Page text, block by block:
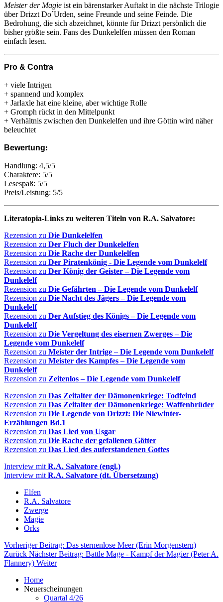
Meister der Magie ist ein bärenstarker Auftakt in die nächste Trilogie
über Drizzt Do´Urden, seine Freunde und seine Feinde. Die
Bedrohung, die sich abzeichnet, könnte für Drizzt persönlich die
bisher größte sein. Fans des Dunkelelfen müssen den Roman
einfach lesen.
Pro & Contra
+ viele Intrigen
+ spannend und komplex
+ Jarlaxle hat eine kleine, aber wichtige Rolle
+ Gromph rückt in den Mittelpunkt
+ Verhältnis zwischen den Dunkelelfen und ihre Göttin wird näher
beleuchtet
Bewertung:
Handlung: 4,5/5
Charaktere: 5/5
Lesespaß: 5/5
Preis/Leistung: 5/5
Literatopia-Links zu weiteren Titeln von R.A. Salvatore:
Rezension zu Die Dunkelelfen
Rezension zu Der Fluch der Dunkelelfen
Rezension zu Die Rache der Dunkelelfen
Rezension zu Der Piratenkönig - Die Legende vom Dunkelelf
Rezension zu Der König der Geister – Die Legende vom
Dunkelelf
Rezension zu Die Gefährten – Die Legende vom Dunkelelf
Rezension zu Die Nacht des Jägers – Die Legende vom
Dunkelelf
Rezension zu Der Aufstieg des Königs – Die Legende vom
Dunkelelf
Rezension zu Die Vergeltung des eisernen Zwerges – Die
Legende vom Dunkelelf
Rezension zu Meister der Intrige – Die Legende vom Dunkelelf
Rezension zu Meister des Kampfes – Die Legende vom
Dunkelelf
Rezension zu Zeitenlos – Die Legende vom Dunkelelf
Rezension zu Das Zeitalter der Dämonenkriege: Todfeind
Rezension zu Das Zeitalter der Dämonenkriege: Waffenbrüder
Rezension zu Die Legende von Drizzt: Die Niewinter-
Erzählungen Bd.1
Rezension zu Das Lied von Usgar
Rezension zu Die Rache der gefallenen Götter
Rezension zu Das Lied des auferstandenen Gottes
Interview mit R.A. Salvatore (engl.)
Interview mit R.A. Salvatore (dt. Übersetzung)
Elfen
R.A. Salvatore
Zwerge
Magie
Orks
Vorheriger Beitrag: Das sternenlose Meer (Erin Morgenstern)
Zurück Nächster Beitrag: Battle Mage - Kampf der Magier (Peter A.
Flannery) Weiter
Home
Neuerscheinungen
Quartal 4/26